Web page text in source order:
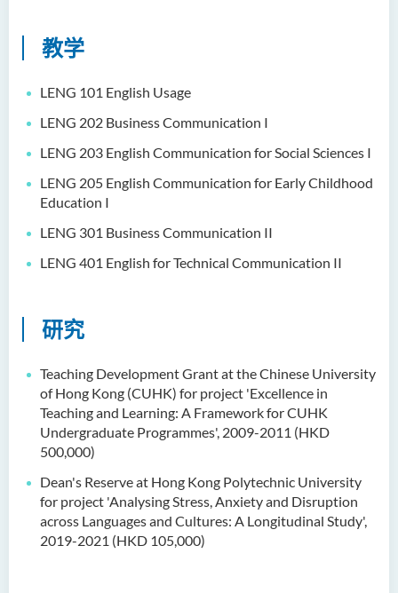
教学
LENG 101 English Usage
LENG 202 Business Communication I
LENG 203 English Communication for Social Sciences I
LENG 205 English Communication for Early Childhood
Education I
LENG 301 Business Communication II
LENG 401 English for Technical Communication II
研究
Teaching Development Grant at the Chinese University
of Hong Kong (CUHK) for project 'Excellence in
Teaching and Learning: A Framework for CUHK
Undergraduate Programmes', 2009-2011 (HKD
500,000)
Dean's Reserve at Hong Kong Polytechnic University
for project 'Analysing Stress, Anxiety and Disruption
across Languages and Cultures: A Longitudinal Study',
2019-2021 (HKD 105,000)
邓乐儿博士
李宗华先生
杨永乐博士
吴咏彤女士
陈晓婷博士
徐子余博士
行政及研究人员
校外顾问团及校外考试委员
学生活动
人文及语言学院通讯
圣方济各人文科技奖 2025